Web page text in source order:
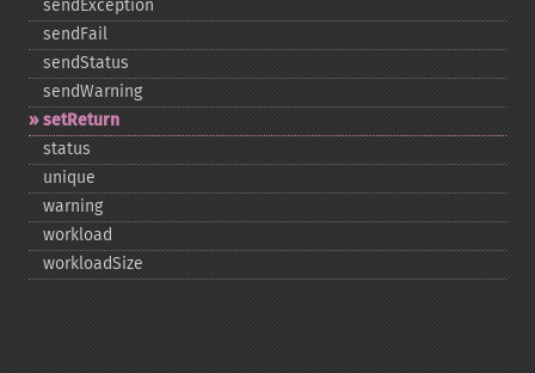
sendException
sendFail
sendStatus
sendWarning
setReturn
status
unique
warning
workload
workloadSize